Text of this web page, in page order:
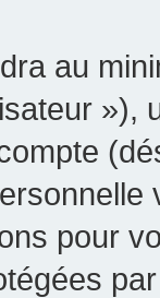
au
pour